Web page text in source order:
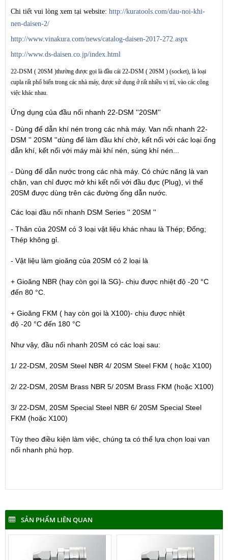
Chi tiết vui lòng xem tại website: http://kuratools.com/dau-noi-khi-
nen-daisen-2/
http://www.vinakura.com/news/catalog-daisen-2017-272.aspx
http://www.ds-daisen.co.jp/index.html
22-DSM ( 20SM )thường được gọi là đầu cái 22-DSM ( 20SM ) (socket), là loại
cupla rất phổ biến trong các nhà máy, được sử dụng ở rất nhiều vị trí, vào các công
việc khác nhau.
Ứng dụng của đầu nối nhanh 22-DSM ''20SM''
- Dùng để dẫn khí nén trong các nhà máy. Van nối nhanh 22-
DSM '' 20SM ''dùng để làm đầu khí chờ, kết nối với các loại ống
dẫn khí, kết nối với máy mài khí nén, súng khí nén...
- Dùng để dẫn nước trong các nhà máy. Có chức năng là van
chặn, van chỉ được mở khi kết nối với đầu đực (Plug), vì thế
20SM được dùng trên các đường ống dẫn nước.
Các loại đầu nối nhanh DSM Series '' 20SM ''
- Thân của 20SM có 3 loại vật liệu khác nhau là Thép; Đống;
Thép không gỉ.
- Vật liệu làm gioăng của 20SM có 2 loại là
+ Gioăng NBR (hay còn gọi là SG)- chịu được nhiệt độ -20 °C
đến 80 °C.
+ Gioăng FKM ( hay còn gọi là X100)- chịu được nhiệt
độ -20 °C đến 180 °C
Như vậy, đầu nối nhanh 20SM có các loại sau:
1/ 22-DSM, 20SM Steel NBR 4/ 20SM Steel FKM ( hoặc X100)
2/ 22-DSM, 20SM Brass NBR 5/ 20SM Brass FKM (hoặc X100)
3/ 22-DSM, 20SM Special Steel NBR 6/ 20SM Special Steel
FKM (hoặc X100)
Tùy theo điều kiện làm việc, chúng ta có thể lựa chọn loại van
nối nhanh phù hợp.
SẢN PHẨM LIÊN QUAN